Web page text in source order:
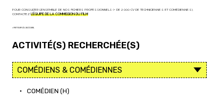
POUR CONSULTER L'ENSEMBLE DE NOS FICHIERS PROFESSIONNELS (+ DE 2 000 CV DE TECHNICIEN·NE·S ET COMÉDIEN·NE·S),
CONTACTEZ L'ÉQUIPE DE LA COMMISSION DU FILM
< RETOUR À L'ACCUEIL
ACTIVITÉ(S) RECHERCHÉE(S)
• COMÉDIEN (H)